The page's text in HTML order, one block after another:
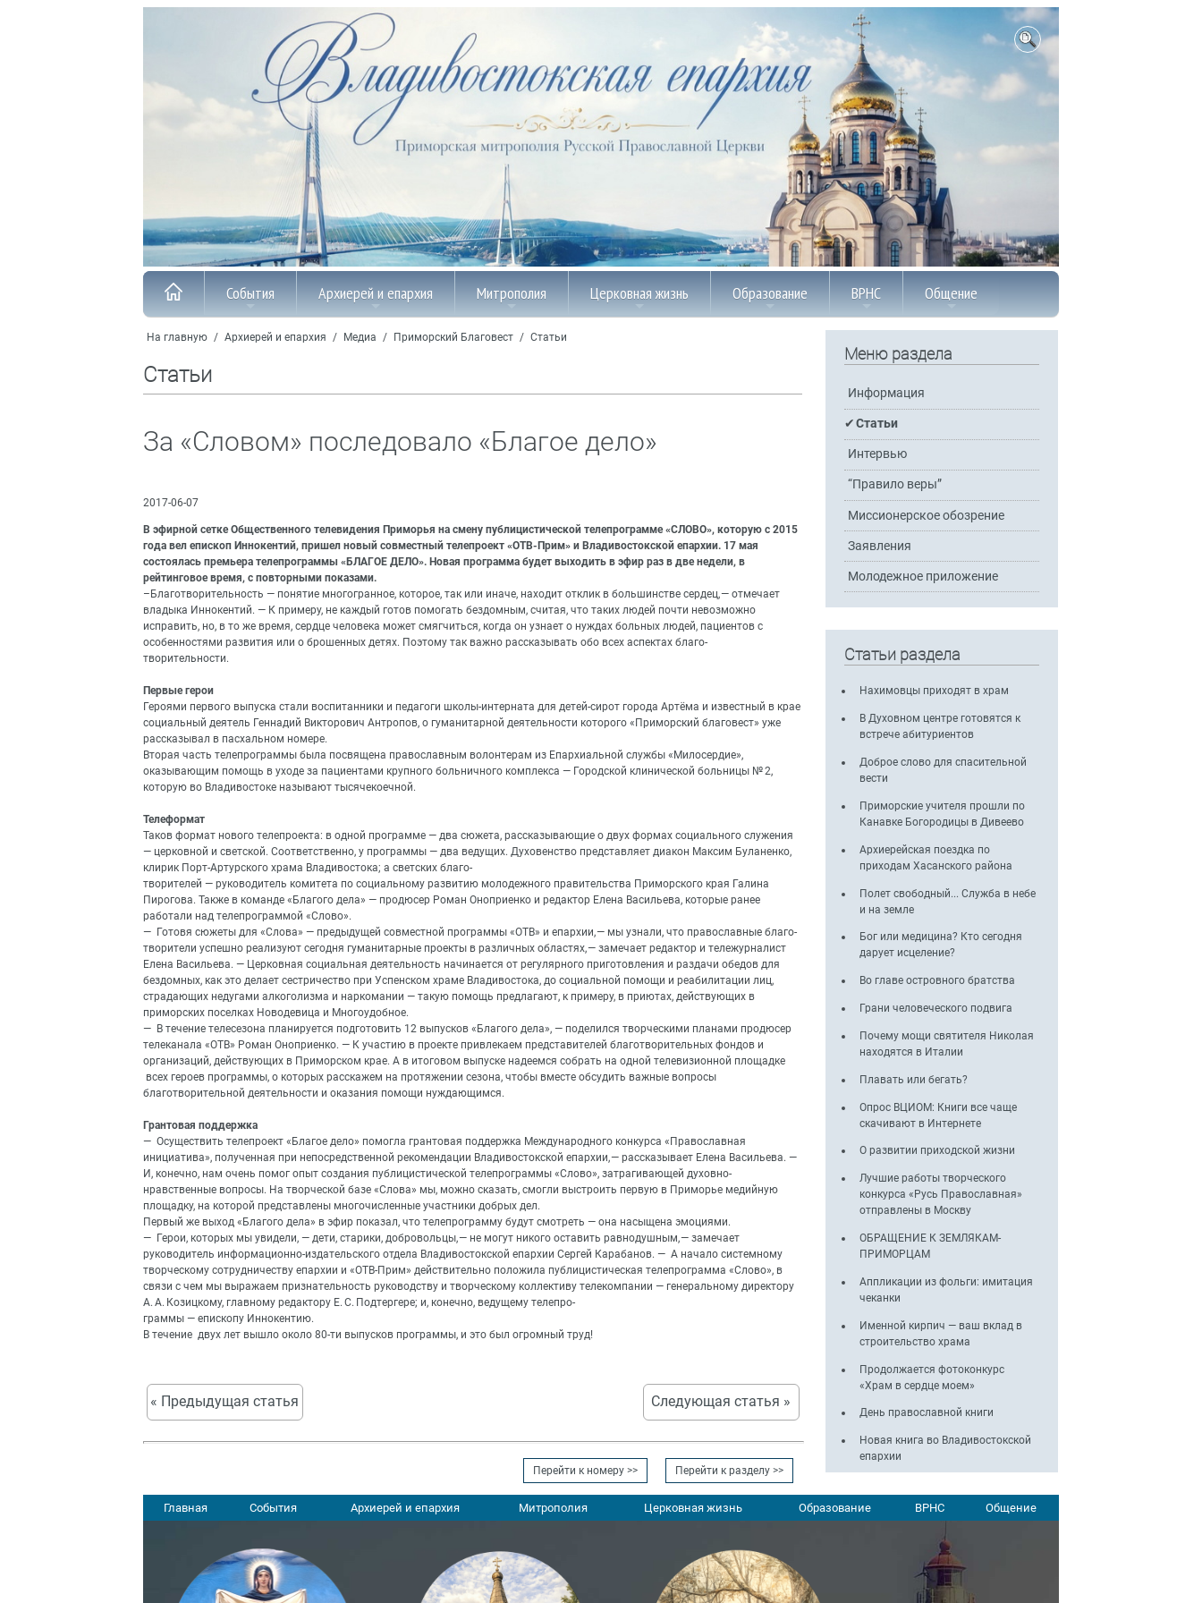
События Архиерей и епархия Митрополия Церковная жизнь Образование ВРНС Общение
На главную / Архиерей и епархия / Медиа / Приморский Благовест / Статьи
Статьи
За «Словом» последовало «Благое дело»
2017-06-07
В эфирной сетке Общественного телевидения Приморья на смену публицистической телепрограмме «СЛОВО», которую с 2015
года вел епископ Иннокентий, пришел новый совместный телепроект «ОТВ-Прим» и Владивостокской епархии. 17 мая
состоялась премьера телепрограммы «БЛАГОЕ ДЕЛО». Новая программа будет выходить в эфир раз в две недели, в
рейтинговое время, с повторными показами.
–Благотворительность — понятие многогранное, которое, так или иначе, находит отклик в большинстве сердец, — отмечает
владыка Иннокентий. — К примеру, не каждый готов помогать бездомным, считая, что таких людей почти невозможно
исправить, но, в то же время, сердце человека может смягчиться, когда он узнает о нуждах больных людей, пациентов с
особенностями развития или о брошенных детях. Поэтому так важно рассказывать обо всех аспектах благо-
творительности.
Первые герои
Героями первого выпуска стали воспитанники и педагоги школы-интерната для детей-сирот города Артёма и известный в крае
социальный деятель Геннадий Викторович Антропов, о гуманитарной деятельности которого «Приморский благовест» уже
рассказывал в пасхальном номере.
Вторая часть телепрограммы была посвящена православным волонтерам из Епархиальной службы «Милосердие»,
оказывающим помощь в уходе за пациентами крупного больничного комплекса — Городской клинической больницы № 2,
которую во Владивостоке называют тысячекоечной.
Телеформат
Таков формат нового телепроекта: в одной программе — два сюжета, рассказывающие о двух формах социального служения
— церковной и светской. Соответственно, у программы — два ведущих. Духовенство представляет диакон Максим Буланенко,
клирик Порт-Артурского храма Владивостока; а светских благо-
творителей — руководитель комитета по социальному развитию молодежного правительства Приморского края Галина
Пирогова. Также в команде «Благого дела» — продюсер Роман Оноприенко и редактор Елена Васильева, которые ранее
работали над телепрограммой «Слово».
— Готовя сюжеты для «Слова» — предыдущей совместной программы «ОТВ» и епархии, — мы узнали, что православные благо-
творители успешно реализуют сегодня гуманитарные проекты в различных областях, — замечает редактор и тележурналист
Елена Васильева. — Церковная социальная деятельность начинается от регулярного приготовления и раздачи обедов для
бездомных, как это делает сестричество при Успенском храме Владивостока, до социальной помощи и реабилитации лиц,
страдающих недугами алкоголизма и наркомании — такую помощь предлагают, к примеру, в приютах, действующих в
приморских поселках Новодевица и Многоудобное.
— В течение телесезона планируется подготовить 12 выпусков «Благого дела», — поделился творческими планами продюсер
телеканала «ОТВ» Роман Оноприенко. — К участию в проекте привлекаем представителей благотворительных фондов и
организаций, действующих в Приморском крае. А в итоговом выпуске надеемся собрать на одной телевизионной площадке
всех героев программы, о которых расскажем на протяжении сезона, чтобы вместе обсудить важные вопросы
благотворительной деятельности и оказания помощи нуждающимся.
Грантовая поддержка
— Осуществить телепроект «Благое дело» помогла грантовая поддержка Международного конкурса «Православная
инициатива», полученная при непосредственной рекомендации Владивостокской епархии, — рассказывает Елена Васильева. —
И, конечно, нам очень помог опыт создания публицистической телепрограммы «Слово», затрагивающей духовно-
нравственные вопросы. На творческой базе «Слова» мы, можно сказать, смогли выстроить первую в Приморье медийную
площадку, на которой представлены многочисленные участники добрых дел.
Первый же выход «Благого дела» в эфир показал, что телепрограмму будут смотреть — она насыщена эмоциями.
— Герои, которых мы увидели, — дети, старики, добровольцы, — не могут никого оставить равнодушным, — замечает
руководитель информационно-издательского отдела Владивостокской епархии Сергей Карабанов. — А начало системному
творческому сотрудничеству епархии и «ОТВ-Прим» действительно положила публицистическая телепрограмма «Слово», в
связи с чем мы выражаем признательность руководству и творческому коллективу телекомпании — генеральному директору
А. А. Козицкому, главному редактору Е. С. Подтергере; и, конечно, ведущему телепро-
граммы — епископу Иннокентию.
В течение двух лет вышло около 80-ти выпусков программы, и это был огромный труд!
« Предыдущая статья Следующая статья »
Перейти к разделу >>
Перейти к номеру >>
Меню раздела
Информация
Статьи
Интервью
“Правило веры”
Миссионерское обозрение
Заявления
Молодежное приложение
Статьи раздела
Нахимовцы приходят в храм
В Духовном центре готовятся к
встрече абитуриентов
Доброе слово для спасительной
вести
Приморские учителя прошли по
Канавке Богородицы в Дивеево
Архиерейская поездка по
приходам Хасанского района
Полет свободный... Служба в небе
и на земле
Бог или медицина? Кто сегодня
дарует исцеление?
Во главе островного братства
Грани человеческого подвига
Почему мощи святителя Николая
находятся в Италии
Плавать или бегать?
Опрос ВЦИОМ: Книги все чаще
скачивают в Интернете
О развитии приходской жизни
Лучшие работы творческого
конкурса «Русь Православная»
отправлены в Москву
ОБРАЩЕНИЕ К ЗЕМЛЯКАМ-
ПРИМОРЦАМ
Аппликации из фольги: имитация
чеканки
Именной кирпич — ваш вклад в
строительство храма
Продолжается фотоконкурс
«Храм в сердце моем»
День православной книги
Новая книга во Владивостокской
епархии
Главная События Архиерей и епархия Митрополия Церковная жизнь Образование ВРНС Общение